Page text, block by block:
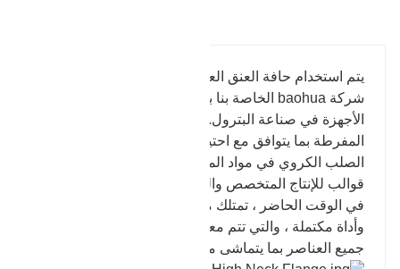
يتم استخدام حافة العنق العالية التي يتم إنتاجها باستخدام
شركة baohua الخاصة بنا بشكل خاص داخل ملحقات
الأجهزة في صناعة البترول. تزوير أبعاد شفة العنق
المفرطة بما يتوافق مع احتياجات العملاء لاستخدام
الصلب الكروي في مواد المنتج. يمكن للشراء بالجملة فتح
قوالب للإنتاج المتخصص والتشطيب.
في الوقت الحاضر ، تمتلك مؤسستنا أكثر من مائة مخارط
وأداة مكتملة ، والتي تتم معالجتها ومعالجتها بالحرارة في
جميع العناصر بما يتماشى مع أساليب الإنتاج المحددة.